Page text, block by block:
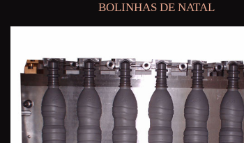
BOLINHAS DE NATAL